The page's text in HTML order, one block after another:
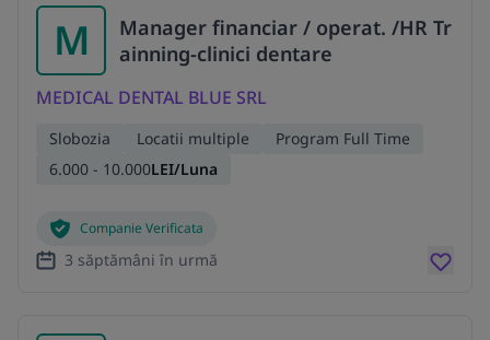
M
Manager financiar / operat. /HR Tr
ainning-clinici dentare
MEDICAL DENTAL BLUE SRL
Slobozia Locatii multiple
Program Full Time
6.000 - 10.000LEI/Luna
Companie Verificata
3 săptămâni în urmă